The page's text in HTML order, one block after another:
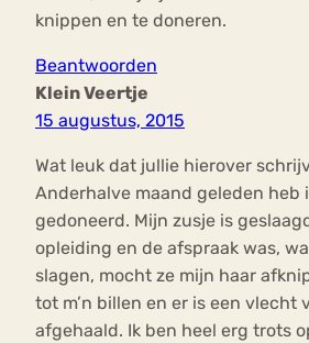
knippen en te doneren.
Beantwoorden
Klein Veertje
15 augustus, 2015
Wat leuk dat jullie hierover
Anderhalve maand geleden heb
gedoneerd. Mijn zusje is
opleiding en de afspraak was,
slagen, mocht ze mijn haar
tot m’n billen en er is een vlecht
afgehaald. Ik ben heel erg trots